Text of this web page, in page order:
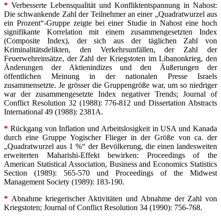
* Verbesserte Lebensqualität und Konfliktentspannung in Nahost:
Die schwankende Zahl der Teilnehmer an einer „Quadratwurzel aus
ein Prozent“-Gruppe zeigte bei einer Studie in Nahost eine hoch
signifikante Korrelation mit einem zusammengesetzten Index
(Composite Index), der sich aus der täglichen Zahl von
Kriminalitätsdelikten, den Verkehrsunfällen, der Zahl der
Feuerwehreinsätze, der Zahl der Kriegstoten im Libanonkrieg, den
Änderungen der Aktienindizes und den Äußerungen der
öffentlichen Meinung in der nationalen Presse Israels
zusammensetzte. Je grösser die Gruppengröße war, um so niedriger
war der zusammengesetzte Index negativer Trends; Journal of
Conflict Resolution 32 (1988): 776-812 und Dissertation Abstracts
International 49 (1988): 2381A.
* Rückgang von Inflation und Arbeitslosigkeit in USA und Kanada
durch eine Gruppe Yogischer Flieger in der Größe von ca. der
„Quadratwurzel aus 1 %“ der Bevölkerung, die einen landesweiten
erweiterten Maharishi-Effekt bewirken: Proceedings of the
American Statistical Association, Business and Economics Statistics
Section (1989): 565-570 und Proceedings of the Midwest
Management Society (1989): 183-190.
* Abnahme kriegerischer Aktivitäten und Abnahme der Zahl von
Kriegstoten; Journal of Conflict Resolution 34 (1990): 756-768.